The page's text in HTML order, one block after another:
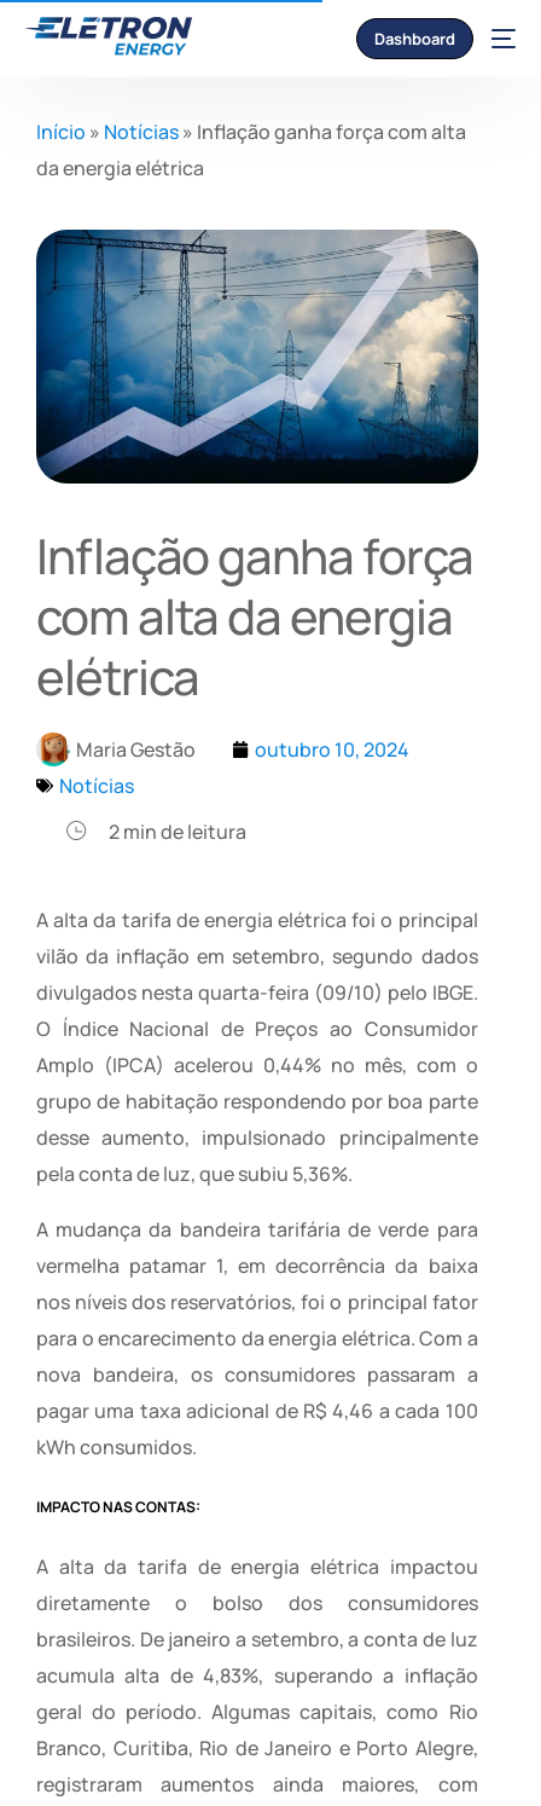
Dashboard
Início » Notícias» Inflação ganha força com alta
da energia elétrica
Inflação ganha força
com alta da energia
elétrica
Maria Gestão
outubro 10, 2024
Notícias
2min de leitura
A alta da tarifa de energia elétrica foi o principal
vilão da inflação em setembro, segundo dados
divulgados nesta quarta-feira (09/10) pelo IBGE.
O Índice Nacional de Preços ao Consumidor
Amplo (IPCA) acelerou 0,44% no mês, com o
grupo de habitação respondendo por boa parte
desse aumento, impulsionado principalmente
pela conta de luz, que subiu 5,36%.
A mudança da bandeira tarifária de verde para
vermelha patamar 1, em decorrência da baixa
nos níveis dos reservatórios, foi o principal fator
para o encarecimento da energia elétrica. Com a
nova bandeira, os consumidores passaram a
pagar uma taxa adicional de R$ 4,46 a cada 100
kWh consumidos.
IMPACTO NAS CONTAS:
A alta da tarifa de energia elétrica impactou
diretamente o bolso dos consumidores
brasileiros. De janeiro a setembro, a conta de luz
acumula alta de 4,83%, superando a inflação
geral do período. Algumas capitais, como Rio
Branco, Curitiba, Rio de Janeiro e Porto Alegre,
registraram aumentos ainda maiores, com